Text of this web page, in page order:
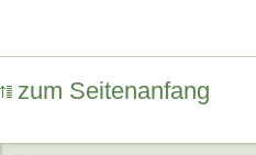
zum Seitenanfang